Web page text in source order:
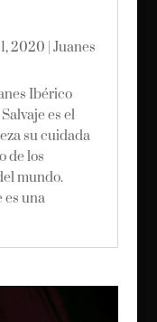
2020 Juanes
Ibérico
es el
su cuidada
de los
mundo.
es una